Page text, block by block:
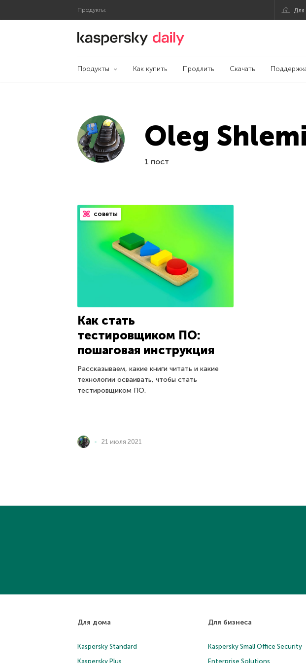
Продукты: Для
Блог Касперского
Продукты Как купить Продлить Скачать
Oleg
1 пост
советы
Как стать
тестировщиком ПО:
пошаговая инструкция
Рассказываем, какие книги читать и какие
технологии осваивать, чтобы стать
тестировщиком ПО.
21 июля 2021
Для дома
Kaspersky Standard
Kaspersky Plus
Для бизнеса
Kaspersky Small Office Security
Enterprise Solutions